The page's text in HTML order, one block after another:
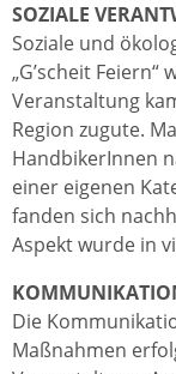
SOZIALE
Soziale und
„G’scheit
Veranstaltung
Region zugute.
HandbikerInnen
einer eigenen
fanden sich
Aspekt wurde in
Die
Maßnahmen